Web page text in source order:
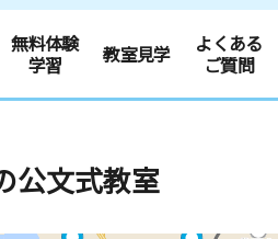
無料体験
学習
教室見学
よくある
ご質問
公文式教室